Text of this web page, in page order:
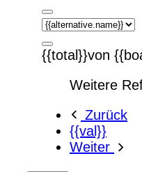
{{total}}von
Weitere
Zurück
{{val}}
Weiter